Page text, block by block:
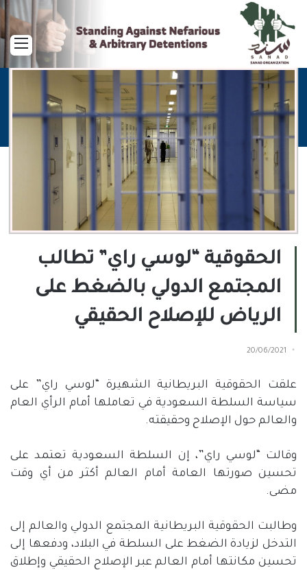
الحقوقية “لوسي راي” تطالب
المجتمع الدولي بالضغط على
الرياض للإصلاح الحقيقي
20/06/2021
علقت الحقوقية البريطانية الشهيرة “لوسي راي” على
سياسة السلطة السعودية في تعاملها أمام الرأي العام
والعالم حول الإصلاح وحقيقته.
وقالت “لوسي راي”، إن السلطة السعودية تعتمد على
تحسين صورتها العامة أمام العالم أكثر من أي وقت
مضى.
وطالبت الحقوقية البريطانية المجتمع الدولي والعالم إلى
التدخل لزيادة الضغط على السلطة في البلاد، ودفعها إلى
تحسين مكانتها أمام العالم عبر الإصلاح الحقيقي وإطلاق